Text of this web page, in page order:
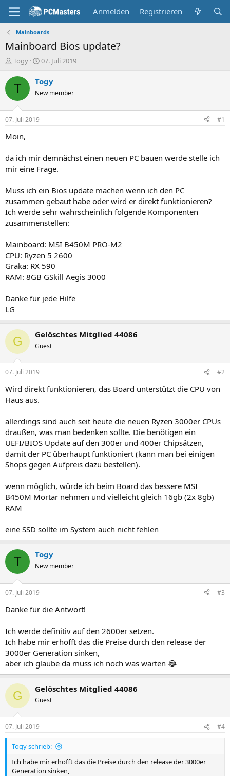
Anmelden Registrieren
Mainboards
Mainboard Bios update?
E
s
t
e
r
Togy
E
s
e
t
07. Juli 2019
T Togy
New member
07. Juli 2019 #1
Moin,
da ich mir demnächst einen neuen PC bauen werde stelle ich
mir eine Frage.
Muss ich ein Bios update machen wenn ich den PC
zusammen gebaut habe oder wird er direkt funktionieren?
Ich werde sehr wahrscheinlich folgende Komponenten
zusammenstellen:
Mainboard: MSI B450M PRO-M2
CPU: Ryzen 5 2600
Graka: RX 590
RAM: 8GB GSkill Aegis 3000
Danke für jede Hilfe
LG
G Gelöschtes Mitglied 44086
Guest
07. Juli 2019 #2
Wird direkt funktionieren, das Board unterstützt die CPU von
Haus aus.
allerdings sind auch seit heute die neuen Ryzen 3000er CPUs
draußen, was man bedenken sollte. Die benötigen ein
UEFI/BIOS Update auf den 300er und 400er Chipsätzen,
damit der PC überhaupt funktioniert (kann man bei einigen
Shops gegen Aufpreis dazu bestellen).
wenn möglich, würde ich beim Board das bessere MSI
B450M Mortar nehmen und vielleicht gleich 16gb (2x 8gb)
RAM
eine SSD sollte im System auch nicht fehlen
T Togy
New member
07. Juli 2019 #3
Danke für die Antwort!
Ich werde definitiv auf den 2600er setzen.
Ich habe mir erhofft das die Preise durch den release der
3000er Generation sinken,
aber ich glaube da muss ich noch was warten 😂
G Gelöschtes Mitglied 44086
Guest
07. Juli 2019 #4
Togy schrieb:
Ich habe mir erhofft das die Preise durch den release der 3000er
Generation sinken,